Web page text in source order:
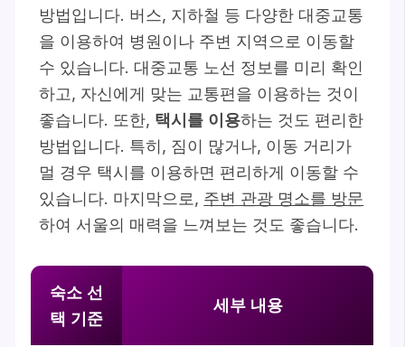
방법입니다. 버스, 지하철 등 다양한 대중교통
을 이용하여 병원이나 주변 지역으로 이동할
수 있습니다. 대중교통 노선 정보를 미리 확인
하고, 자신에게 맞는 교통편을 이용하는 것이
좋습니다. 또한, 택시를 이용하는 것도 편리한
방법입니다. 특히, 짐이 많거나, 이동 거리가
멀 경우 택시를 이용하면 편리하게 이동할 수
있습니다. 마지막으로, 주변 관광 명소를 방문
하여 서울의 매력을 느껴보는 것도 좋습니다.
숙소 선
택 기준
세부 내용